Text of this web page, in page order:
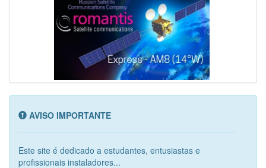
AVISO IMPORTANTE
Este site é dedicado a estudantes, entusiastas e
profissionais instaladores...